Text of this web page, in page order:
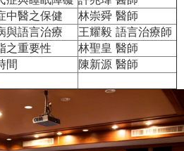
中醫之保健
林崇舜 醫師
與語言治療
王耀毅 語言治療師
之重要性
林聖皇 醫師
間
陳新源 醫師